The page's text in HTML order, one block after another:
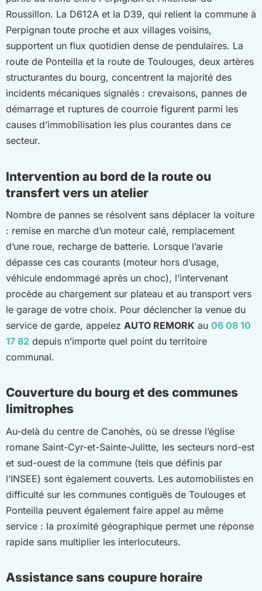
Roussillon. La D612A et la D39, qui relient la commune à
Perpignan toute proche et aux villages voisins,
supportent un flux quotidien dense de pendulaires. La
route de Ponteilla et la route de Toulouges, deux artères
structurantes du bourg, concentrent la majorité des
incidents mécaniques signalés : crevaisons, pannes de
démarrage et ruptures de courroie figurent parmi les
causes d’immobilisation les plus courantes dans ce
secteur.
Intervention au bord de la route ou
transfert vers un atelier
Nombre de pannes se résolvent sans déplacer la voiture
: remise en marche d’un moteur calé, remplacement
d’une roue, recharge de batterie. Lorsque l’avarie
dépasse ces cas courants (moteur hors d’usage,
véhicule endommagé après un choc), l’intervenant
procède au chargement sur plateau et au transport vers
le garage de votre choix. Pour déclencher la venue du
service de garde, appelez AUTO REMORK au 06 08 10
17 82 depuis n’importe quel point du territoire
communal.
Couverture du bourg et des communes
limitrophes
Au-delà du centre de Canohès, où se dresse l’église
romane Saint-Cyr-et-Sainte-Julitte, les secteurs nord-est
et sud-ouest de la commune (tels que définis par
l’INSEE) sont également couverts. Les automobilistes en
difficulté sur les communes contiguës de Toulouges et
Ponteilla peuvent également faire appel au même
service : la proximité géographique permet une réponse
rapide sans multiplier les interlocuteurs.
Assistance sans coupure horaire